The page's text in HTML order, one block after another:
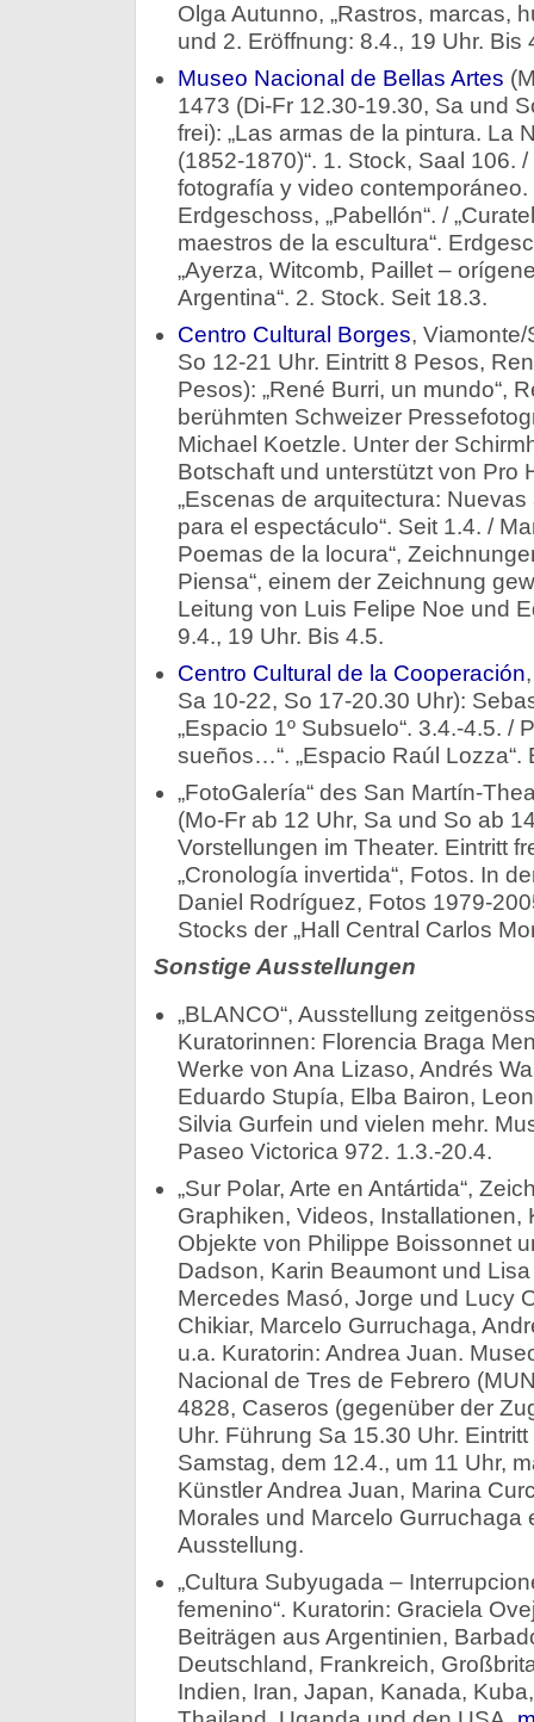
Olga Autunno, „Rastros, marcas,
und 2. Eröffnung: 8.4., 19 Uhr. Bis
Museo Nacional de Bellas Artes
1473 (Di-Fr 12.30-19.30, Sa und
frei): „Las armas de la pintura. La
(1852-1870)“. 1. Stock, Saal 106.
fotografía y video contemporáneo.
Erdgeschoss, „Pabellón“. /
maestros de la escultura“.
„Ayerza, Witcomb, Paillet –
Argentina“. 2. Stock. Seit 18.3.
Centro Cultural Borges,
So 12-21 Uhr. Eintritt 8 Pesos,
Pesos): „René Burri, un mundo“,
berühmten Schweizer
Michael Koetzle. Unter der
Botschaft und unterstützt von Pro
„Escenas de arquitectura:
para el espectáculo“. Seit 1.4. /
Poemas de la locura“,
Piensa“, einem der Zeichnung
Leitung von Luis Felipe Noe und
9.4., 19 Uhr. Bis 4.5.
Centro Cultural de la Cooperación
Sa 10-22, So 17-20.30 Uhr):
„Espacio 1º Subsuelo“. 3.4.-4.5. /
sueños…“. „Espacio Raúl Lozza“.
„FotoGalería“ des San Martín-
(Mo-Fr ab 12 Uhr, Sa und So ab
Vorstellungen im Theater. Eintritt
„Cronología invertida“, Fotos. In
Daniel Rodríguez, Fotos 1979-
Stocks der „Hall Central Carlos
Sonstige Ausstellungen
„BLANCO“, Ausstellung
Kuratorinnen: Florencia Braga
Werke von Ana Lizaso, Andrés
Eduardo Stupía, Elba Bairon,
Silvia Gurfein und vielen mehr.
Paseo Victorica 972. 1.3.-20.4.
„Sur Polar, Arte en Antártida“,
Graphiken, Videos, Installationen,
Objekte von Philippe Boissonnet
Dadson, Karin Beaumont und
Mercedes Masó, Jorge und Lucy
Chikiar, Marcelo Gurruchaga,
u.a. Kuratorin: Andrea Juan.
Nacional de Tres de Febrero
4828, Caseros (gegenüber der
Uhr. Führung Sa 15.30 Uhr.
Samstag, dem 12.4., um 11 Uhr,
Künstler Andrea Juan, Marina
Morales und Marcelo Gurruchaga
Ausstellung.
„Cultura Subyugada –
femenino“. Kuratorin: Graciela
Beiträgen aus Argentinien,
Deutschland, Frankreich,
Indien, Iran, Japan, Kanada,